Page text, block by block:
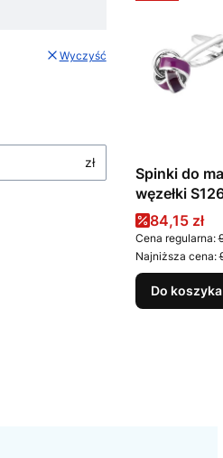
Wyczyść
zł
Spinki do
węzełki
Cena
84,15 zł
Cena regularna:
Najniższa cena:
Do koszyka